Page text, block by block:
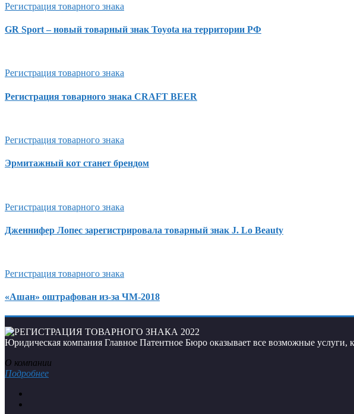
Регистрация товарного знака
GR Sport – новый товарный знак Toyota на территории РФ
Регистрация товарного знака
Регистрация товарного знака CRAFT BEER
Регистрация товарного знака
Эрмитажный кот станет брендом
Регистрация товарного знака
Дженнифер Лопес зарегистрировала товарный знак J. Lo Beauty
Регистрация товарного знака
«Ашан» оштрафован из-за ЧМ-2018
Юридическая компания Главное Патентное Бюро оказывает все возможные услуги,
О компании
Подробнее